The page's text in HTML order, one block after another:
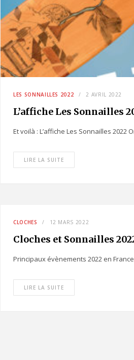
LES SONNAILLES 2022 2 AVRIL 2022
L’affiche Les Sonnailles
Et voilà : L’affiche Les Sonnailles 2022
LIRE LA SUITE
CLOCHES 12 MARS 2022
Cloches et Sonnailles
Principaux évènements 2022 en
LIRE LA SUITE